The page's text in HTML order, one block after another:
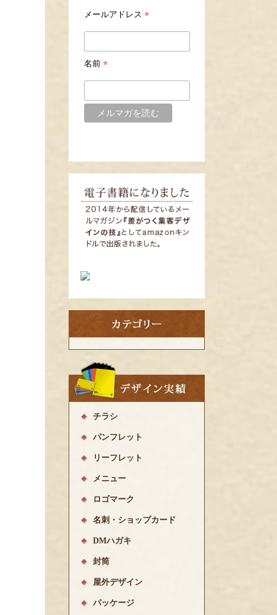
メールアドレス *
名前 *
チラシ
パンフレット
リーフレット
メニュー
ロゴマーク
名刺・ショップカード
DMハガキ
封筒
屋外デザイン
パッケージ